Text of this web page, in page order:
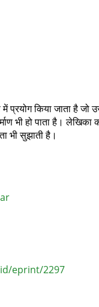
किया जाता है जो
भी हो पाता है।
भी सुझाती है।
eprint/2297